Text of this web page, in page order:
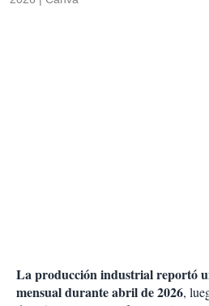
La producción industrial reportó
mensual durante abril de 2026,